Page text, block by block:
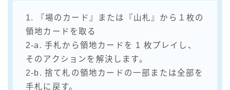
1. 『場のカード』または『山札』から１枚の
領地カードを取る
2-a. 手札から領地カードを 1 枚プレイし、
そのアクションを解決します。
2-b. 捨て札の領地カードの一部または全部を
手札に戻す。